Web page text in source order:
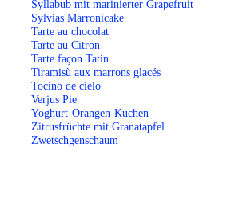
Syllabub mit marinierter Grapefruit
Sylvias Marronicake
Tarte au chocolat
Tarte au Citron
Tarte façon Tatin
Tiramisù aux marrons glacés
Tocino de cielo
Verjus Pie
Yoghurt-Orangen-Kuchen
Zitrusfrüchte mit Granatapfel
Zwetschgenschaum